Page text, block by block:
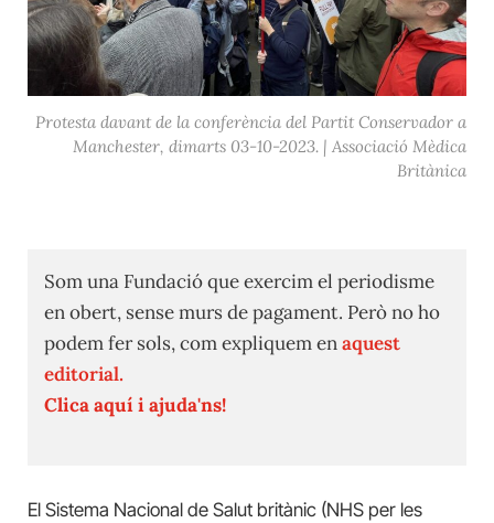
Protesta davant de la conferència del Partit Conservador a
Manchester, dimarts 03-10-2023. | Associació Mèdica
Britànica
Som una Fundació que exercim el periodisme
en obert, sense murs de pagament. Però no ho
podem fer sols, com expliquem enaquest
editorial.
Clica aquí i ajuda'ns!
El Sistema Nacional de Salut britànic (NHS per les